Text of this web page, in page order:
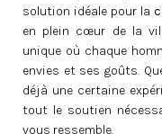
solution idéale pour la
en plein cœur de la
unique où chaque
envies et ses goûts.
déjà une certaine
tout le soutien
vous ressemble.